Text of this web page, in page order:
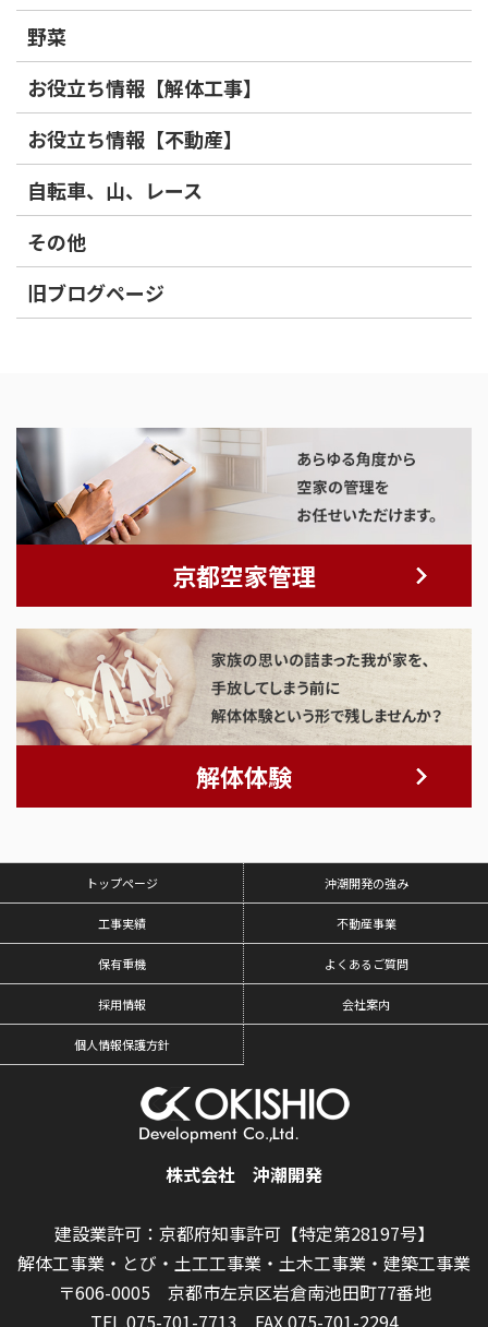
野菜
お役立ち情報【解体工事】
お役立ち情報【不動産】
自転車、山、レース
その他
旧ブログページ
京都空家管理
解体体験
トップページ 沖潮開発の強み
工事実績 不動産事業
保有重機 よくあるご質問
採用情報 会社案内
個人情報保護方針
株式会社 沖潮開発
建設業許可：京都府知事許可【特定第28197号】
解体工事業・とび・土工工事業・土木工事業・建築工事業
〒606-0005 京都市左京区岩倉南池田町77番地
TEL.075-701-7713 FAX.075-701-2294